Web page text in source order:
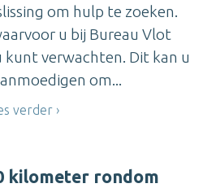
om hulp te zoeken.
u bij Bureau Vlot
verwachten. Dit kan u
om...
verder
kilometer rondom